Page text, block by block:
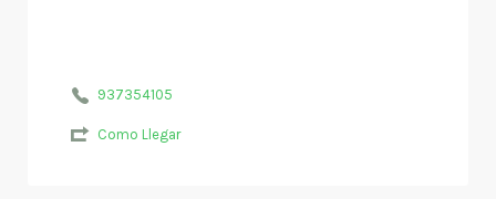
937354105
Como Llegar